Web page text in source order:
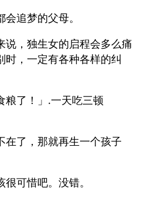
追梦的父母。
说，独生女的启程会多么痛
时，一定有各种各样的纠
粮了！」.一天吃三顿
在了，那就再生一个孩子
可惜吧。没错。